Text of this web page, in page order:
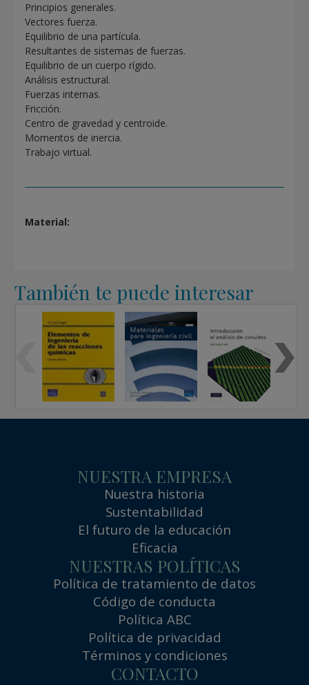
Principios generales.
Vectores fuerza.
Equilibrio de una partícula.
Resultantes de sistemas de fuerzas.
Equilibrio de un cuerpo rígido.
Análisis estructural.
Fuerzas internas.
Fricción.
Centro de gravedad y centroide.
Momentos de inercia.
Trabajo virtual.
Material:
También te puede interesar
NUESTRA EMPRESA
Nuestra historia
Sustentabilidad
El futuro de la educación
Eficacia
NUESTRAS POLÍTICAS
Política de tratamiento de datos
Código de conducta
Política ABC
Política de privacidad
Términos y condiciones
CONTACTO